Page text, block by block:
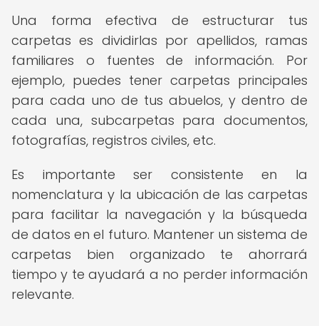
Una forma efectiva de estructurar tus
carpetas es dividirlas por apellidos, ramas
familiares o fuentes de información. Por
ejemplo, puedes tener carpetas principales
para cada uno de tus abuelos, y dentro de
cada una, subcarpetas para documentos,
fotografías, registros civiles, etc.
Es importante ser consistente en la
nomenclatura y la ubicación de las carpetas
para facilitar la navegación y la búsqueda
de datos en el futuro. Mantener un sistema de
carpetas bien organizado te ahorrará
tiempo y te ayudará a no perder información
relevante.